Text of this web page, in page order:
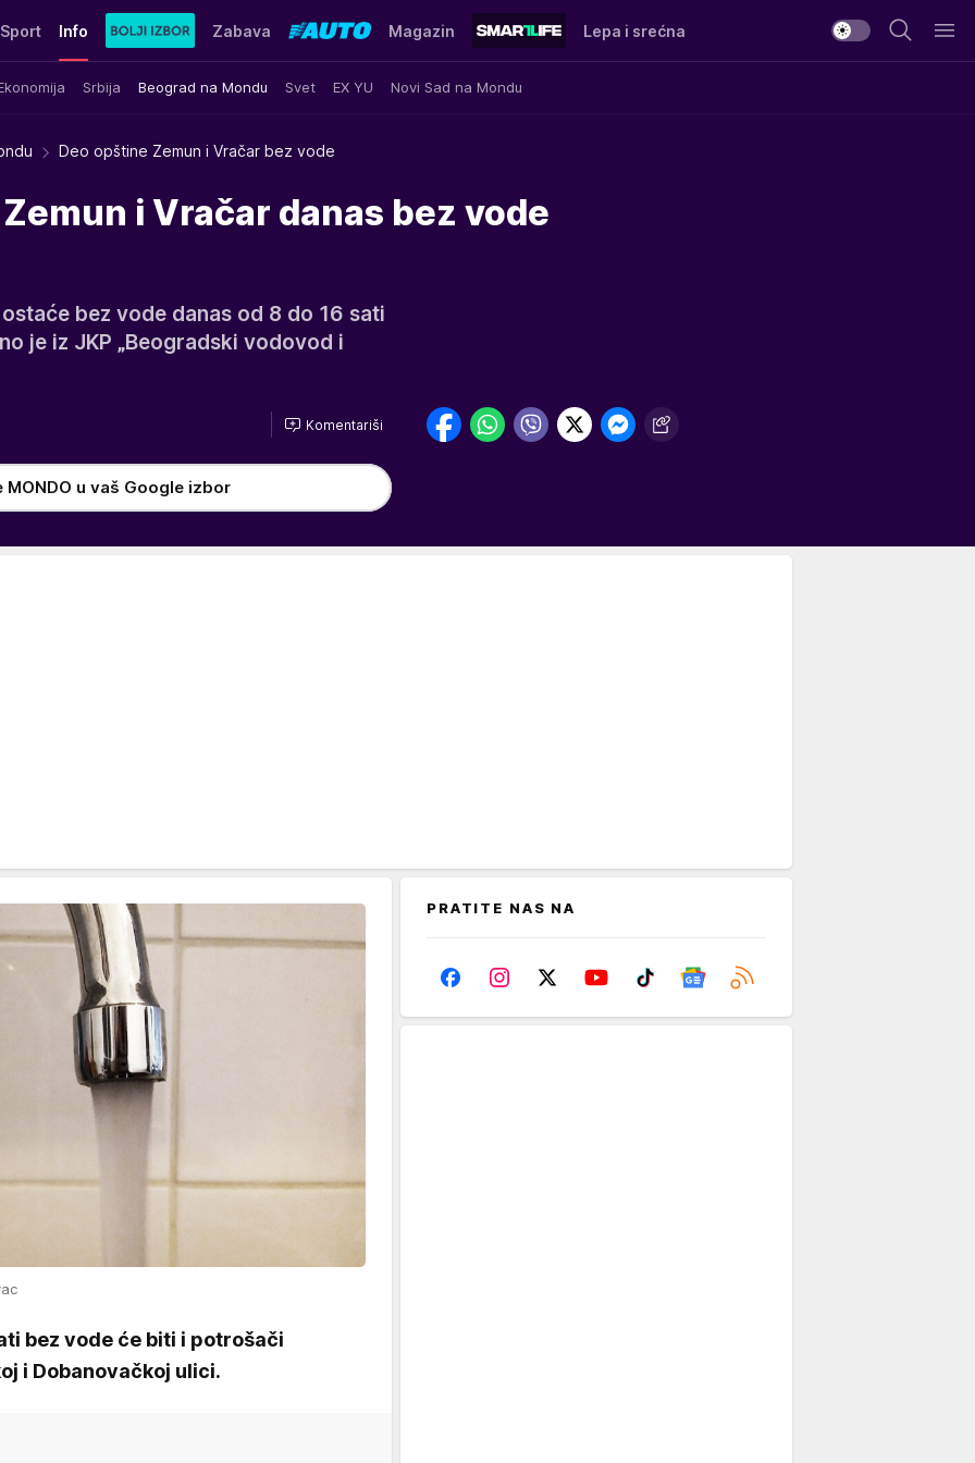
Sport Info
Srbija Beograd na Mondu Svet EX YU Novi Sad na Mondu
Zabava Magazin Lepa i srećna
Deo opštine Zemun i Vračar bez vode
i Vračar danas bez vode
bez vode danas od 8 do 16 sati
je iz JKP „Beogradski vodovod i
Komentariši
MONDO u vaš Google izbor
bez vode će biti i potrošači
i Dobanovačkoj ulici.
PRATITE NAS NA